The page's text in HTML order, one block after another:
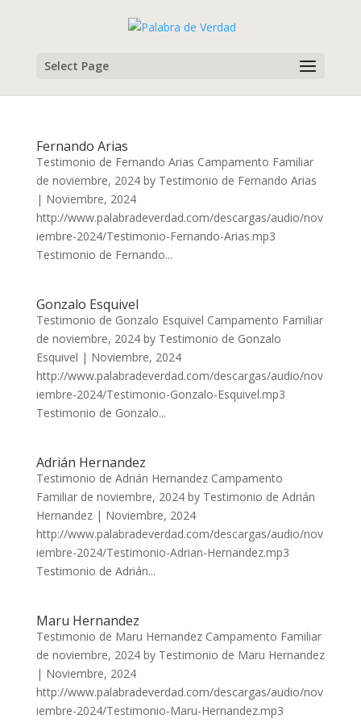
Select Page
Fernando Arias
Testimonio de Fernando Arias Campamento Familiar
de noviembre, 2024 by Testimonio de Fernando Arias
| Noviembre, 2024
http://www.palabradeverdad.com/descargas/audio/nov
iembre-2024/Testimonio-Fernando-Arias.mp3
Testimonio de Fernando...
Gonzalo Esquivel
Testimonio de Gonzalo Esquivel Campamento Familiar
de noviembre, 2024 by Testimonio de Gonzalo
Esquivel | Noviembre, 2024
http://www.palabradeverdad.com/descargas/audio/nov
iembre-2024/Testimonio-Gonzalo-Esquivel.mp3
Testimonio de Gonzalo...
Adrián Hernandez
Testimonio de Adrián Hernandez Campamento
Familiar de noviembre, 2024 by Testimonio de Adrián
Hernandez | Noviembre, 2024
http://www.palabradeverdad.com/descargas/audio/nov
iembre-2024/Testimonio-Adrian-Hernandez.mp3
Testimonio de Adrián...
Maru Hernandez
Testimonio de Maru Hernandez Campamento Familiar
de noviembre, 2024 by Testimonio de Maru Hernandez
| Noviembre, 2024
http://www.palabradeverdad.com/descargas/audio/nov
iembre-2024/Testimonio-Maru-Hernandez.mp3